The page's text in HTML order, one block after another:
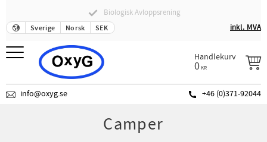
Meny
Biologisk Avloppsrening
Fraktfritt över 500 SEK
Sverige
Norsk SEK inkl. MVA
Handlekurv
0KR
info@oxyg.se +46 (0)371-92044
Camper